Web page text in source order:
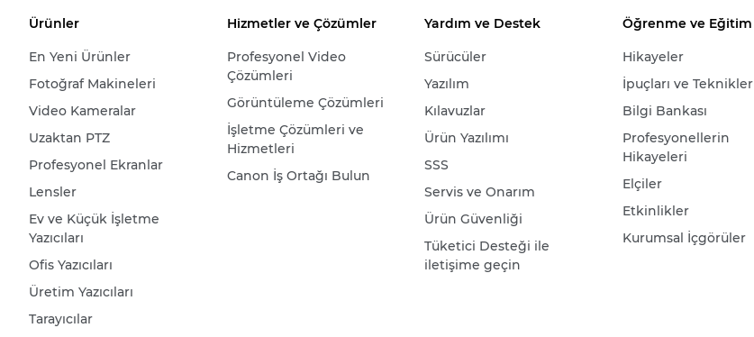
Ürünler
En Yeni Ürünler
Fotoğraf Makineleri
Video Kameralar
Uzaktan PTZ
Profesyonel Ekranlar
Lensler
Ev ve Küçük İşletme
Yazıcıları
Ofis Yazıcıları
Üretim Yazıcıları
Tarayıcılar
Hizmetler ve Çözümler
Profesyonel Video
Çözümleri
Görüntüleme Çözümleri
İşletme Çözümleri ve
Hizmetleri
Canon İş Ortağı Bulun
Yardım ve Destek
Sürücüler
Yazılım
Kılavuzlar
Ürün Yazılımı
SSS
Servis ve Onarım
Ürün Güvenliği
Tüketici Desteği ile
iletişime geçin
Öğrenme ve Eğitim
Hikayeler
İpuçları ve Teknikler
Bilgi Bankası
Profesyonellerin
Hikayeleri
Elçiler
Etkinlikler
Kurumsal İçgörüler